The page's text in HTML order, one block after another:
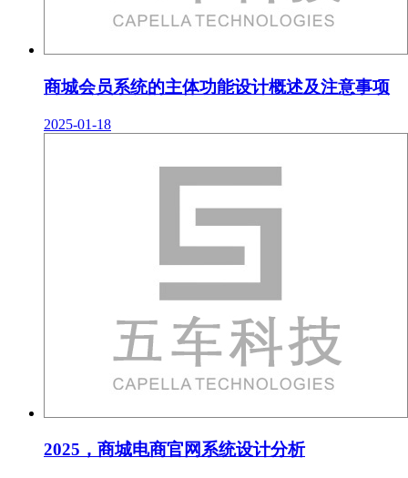
商城会员系统的主体功能设计概述及注意事项
2025-01-18
2025，商城电商官网系统设计分析